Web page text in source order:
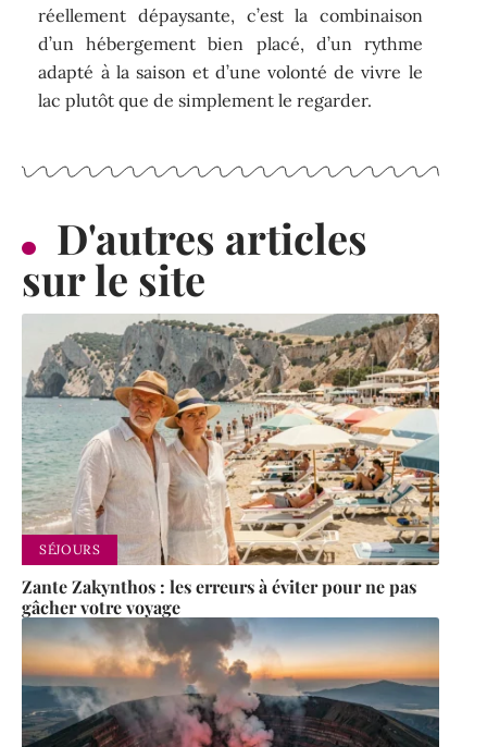
réellement dépaysante, c’est la combinaison
d’un hébergement bien placé, d’un rythme
adapté à la saison et d’une volonté de vivre le
lac plutôt que de simplement le regarder.
D'autres articles
sur le site
SÉJOURS
Zante Zakynthos : les erreurs à éviter pour ne pas
gâcher votre voyage